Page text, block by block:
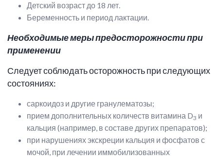
Детский возраст до 18 лет.
Беременность и период лактации.
Необходимые меры предосторожности при
применении
Следует соблюдать осторожность при следующих
состояниях:
саркоидоз и другие гранулематозы;
прием дополнительных количеств витамина D3 и
кальция (например, в составе других препаратов);
при нарушениях экскреции кальция и фосфатов с
мочой, при лечении иммобилизованных